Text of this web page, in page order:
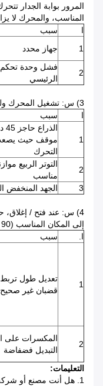
المرور بوابة الجدار
المناسب، والمحرك لا
ا
سبب
1
جهاز محدد
2
فشل وحدة تحكم
الرئيسي
3) س: تشغيل المحرك ولكن بوابة الجدار حركة الذراع أي إجراء؟
ا
سبب
1
موقف حيث
التحرك
2
التوتر الربيع
مناسب
3
الجهد المنخفض
4) س: عند فتح / إغلاق،
إلى المكان المناسب (90 درجة الرأسي والأفقي 180 درجة)؟
ا.
سبب
1
تعديل طول تربط
قضبان غير صحيح
2
المكسرات على
التبديل فضفاضة
التعليمات:
1. هل أنت مصنع أو شركة تجارية؟